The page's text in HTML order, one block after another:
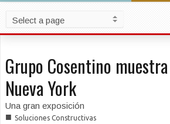
Grupo Cosentino
Nueva York
Una gran exposición
■ Soluciones Constructivas